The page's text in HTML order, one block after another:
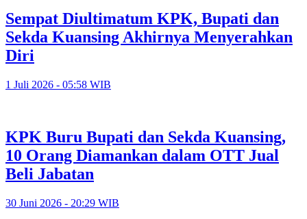
Sempat Diultimatum KPK, Bupati dan
Sekda Kuansing Akhirnya Menyerahkan
Diri
1 Juli 2026 - 05:58 WIB
KPK Buru Bupati dan Sekda Kuansing,
10 Orang Diamankan dalam OTT Jual
Beli Jabatan
30 Juni 2026 - 20:29 WIB